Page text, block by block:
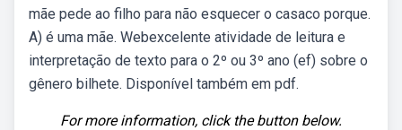
mãe pede ao filho para não esquecer o casaco porque.
A) é uma mãe. Webexcelente atividade de leitura e
interpretação de texto para o 2º ou 3º ano (ef) sobre o
gênero bilhete. Disponível também em pdf.
For more information, click the button below.